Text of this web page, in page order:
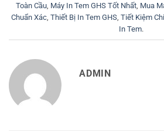
Toàn Cầu, Máy In Tem GHS Tốt Nhất, Mua
Chuẩn Xác Thiết Bị In Tem GHS Tiết Kiệm
In Tem.
ADMIN